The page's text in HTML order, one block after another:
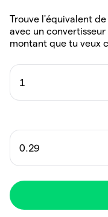
Trouve l'équivalent
avec un
montant que tu veux